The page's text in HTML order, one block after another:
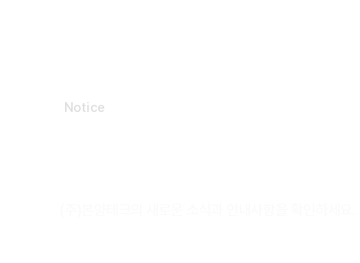
Notice